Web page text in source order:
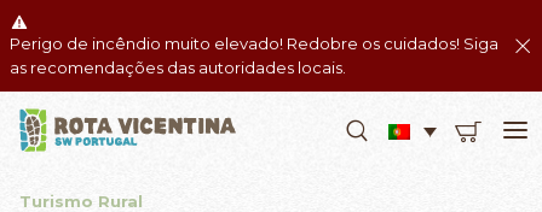
Perigo de incêndio muito elevado! Redobre os cuidados! Siga
as recomendações das autoridades locais.
Turismo Rural